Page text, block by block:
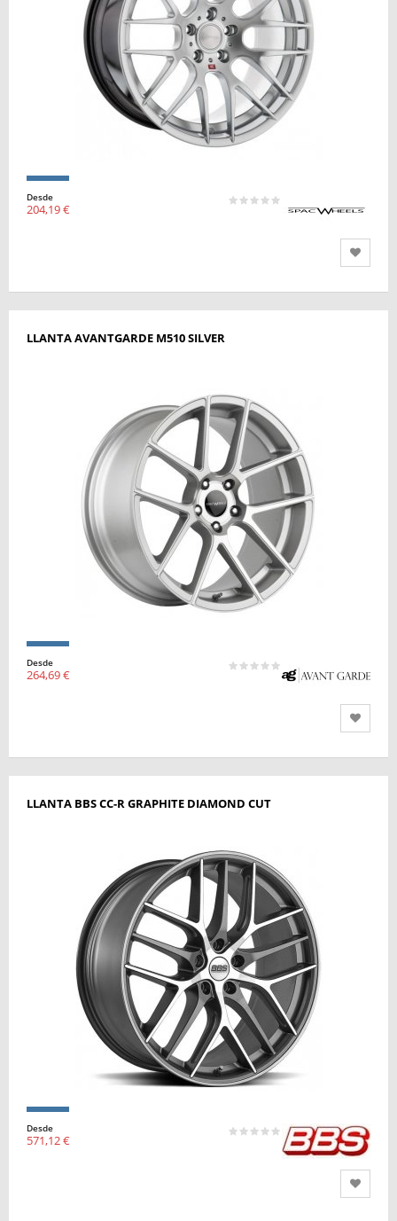
Desde
204,19 €
LLANTA AVANTGARDE M510 SILVER
Desde
264,69 €
LLANTA BBS CC-R GRAPHITE DIAMOND CUT
Desde
571,12 €